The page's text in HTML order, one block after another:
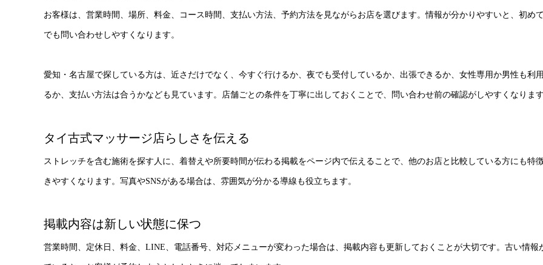
お客様は、営業時間、場所、料金、コース時間、支払い方法、予約方法を見ながらお店を選びます。情報が分かりやすいと、初め
でも問い合わせしやすくなります。
愛知・名古屋で探している方は、近さだけでなく、今すぐ行けるか、夜でも受付しているか、出張できるか、女性専用か男性も利
るか、支払い方法は合うかなども見ています。店舗ごとの条件を丁寧に出しておくことで、問い合わせ前の確認がしやすくなります
タイ古式マッサージ店らしさを伝える
ストレッチを含む施術を探す人に、着替えや所要時間が伝わる掲載をページ内で伝えることで、他のお店と比較している方にも特
きやすくなります。写真やSNSがある場合は、雰囲気が分かる導線も役立ちます。
掲載内容は新しい状態に保つ
営業時間、定休日、料金、LINE、電話番号、対応メニューが変わった場合は、掲載内容も更新しておくことが大切です。古い情報